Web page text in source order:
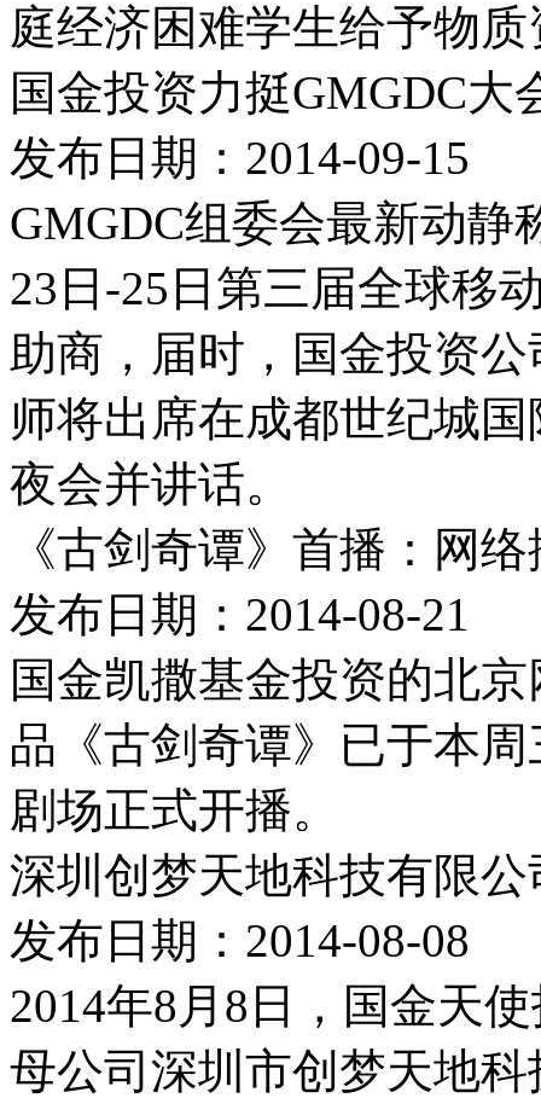
庭经济困难学生给予物
国金投资力挺GMGDC大
发布日期：2014-09-15
GMGDC组委会最新动静
23日-25日第三届全球移
助商，届时，国金投资
师将出席在成都世纪城
夜会并讲话。
《古剑奇谭》首播：网
发布日期：2014-08-21
国金凯撒基金投资的北
品《古剑奇谭》已于本
剧场正式开播。
深圳创梦天地科技有限
发布日期：2014-08-08
2014年8月8日，国金天
母公司深圳市创梦天地